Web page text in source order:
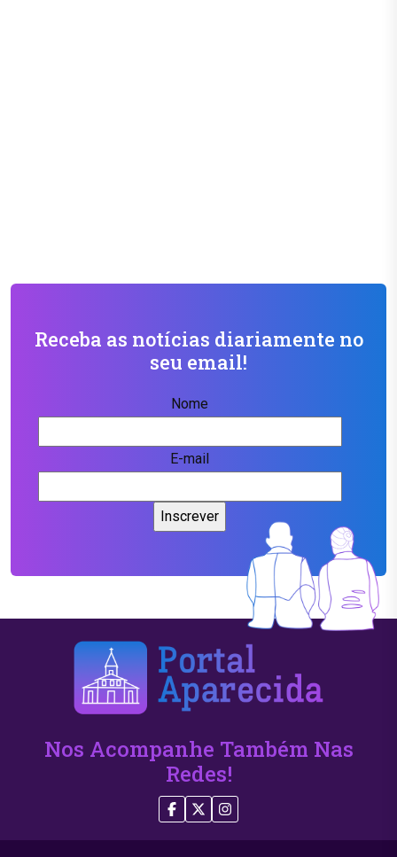
Receba as notícias diariamente no
seu email!
Nome
E-mail
Nos Acompanhe Também Nas
Redes!